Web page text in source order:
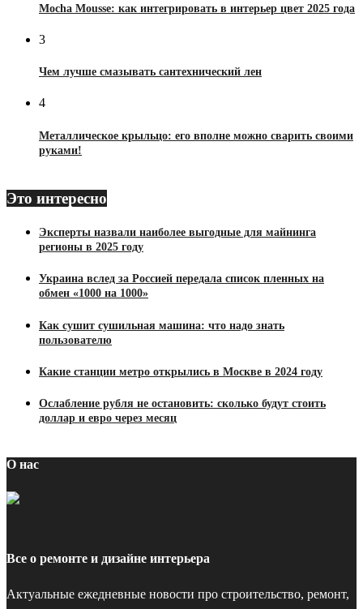
Mocha Mousse: как интегрировать в интерьер цвет 2025 года
3
Чем лучше смазывать сантехнический лен
4
Металлическое крыльцо: его вполне можно сварить своими
руками!
Это интересно
Эксперты назвали наиболее выгодные для майнинга
регионы в 2025 году
Украина вслед за Россией передала список пленных на
обмен «1000 на 1000»
Как сушит сушильная машина: что надо знать
пользователю
Какие станции метро открылись в Москве в 2024 году
Ослабление рубля не остановить: сколько будут стоить
доллар и евро через месяц
О нас
Все о ремонте и дизайне интерьера
Актуальные ежедневные новости про строительство, ремонт,